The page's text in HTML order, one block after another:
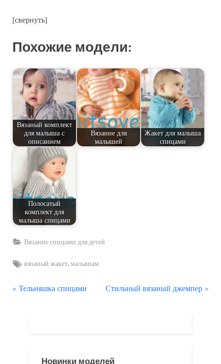
[свернуть]
Похожие модели:
Вязаный комплект
для малыша с
описанием
Вязание для
малышей
Жакет для малыша
спицами
Полосатый
комплект для
малыша спицами
Вязание спицами для детей
Tags:
вязаный жакет,малышам
Навигация
П
Тельняшка спицами
С
ю
Стильный вязаный джемпер
Новинки моделей